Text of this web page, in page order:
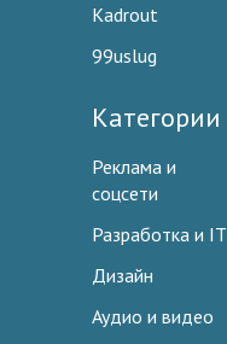
Kadrout
99uslug
Категории
Реклама и
соцсети
Разработка и IT
Дизайн
Аудио и видео